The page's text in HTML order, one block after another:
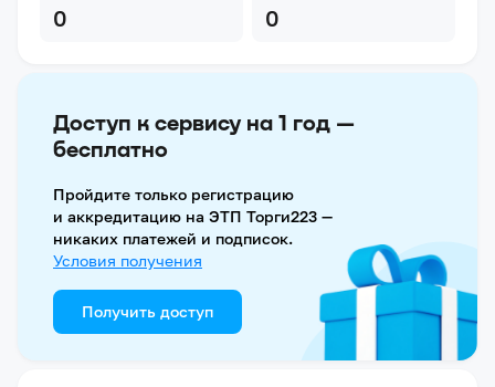
0 0
Доступ к сервису на 1 год —
бесплатно
Пройдите только регистрацию
и аккредитацию на ЭТП Торги223 —
никаких платежей и подписок.
Условия получения
Получить доступ